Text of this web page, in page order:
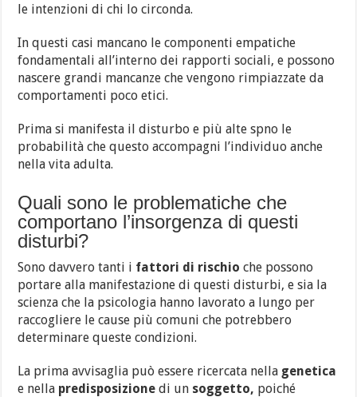
le intenzioni di chi lo circonda.
In questi casi mancano le componenti empatiche
fondamentali all’interno dei rapporti sociali, e possono
nascere grandi mancanze che vengono rimpiazzate da
comportamenti poco etici.
Prima si manifesta il disturbo e più alte spno le
probabilità che questo accompagni l’individuo anche
nella vita adulta.
Quali sono le problematiche che
comportano l’insorgenza di questi
disturbi?
Sono davvero tanti i fattori di rischio che possono
portare alla manifestazione di questi disturbi, e sia la
scienza che la psicologia hanno lavorato a lungo per
raccogliere le cause più comuni che potrebbero
determinare queste condizioni.
La prima avvisaglia può essere ricercata nella genetica
e nella predisposizione di un soggetto, poiché